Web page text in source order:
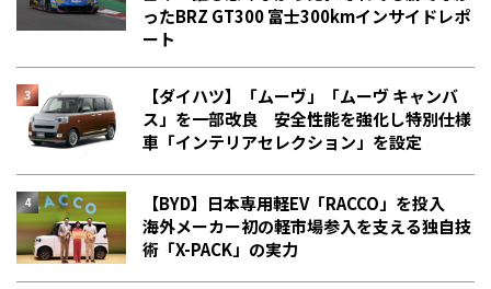
った――BRZ GT300 富士300kmインサイドレポ
ート
【ダイハツ】「ムーヴ」「ムーヴ キャンバ
ス」を一部改良 安全性能を強化し特別仕様
車「インテリアセレクション」を設定
【BYD】日本専用軽EV「RACCO」を投入
海外メーカー初の軽市場参入を支える独自技
術「X-PACK」の実力